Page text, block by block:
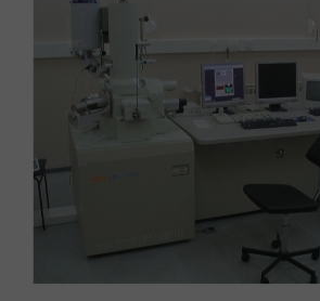
Laboratorij za sintezu novih
Voditelj:dr. sc. Stjepko Krehula